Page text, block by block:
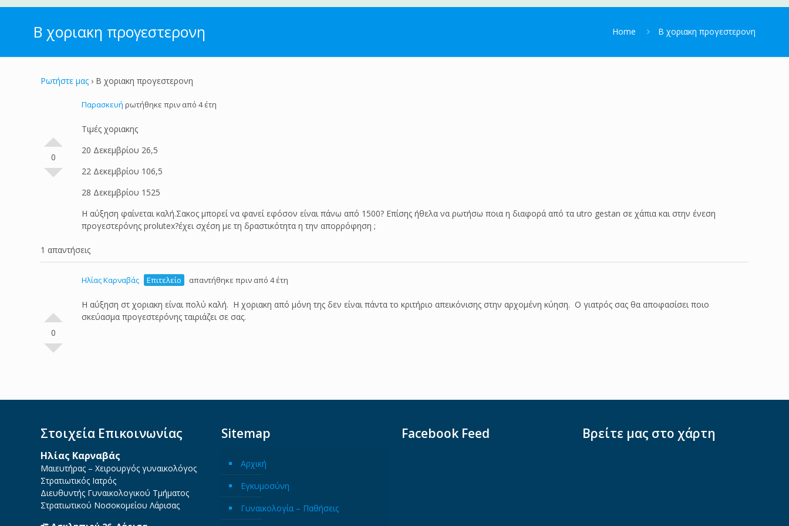
Β χοριακη προγεστερονη Home Β χοριακη προγεστερονη
Ρωτήστε μας › Β χοριακη προγεστερονη
0
Παρασκευή ρωτήθηκε πριν από 4 έτη
Τιμές χοριακης
20 Δεκεμβρίου 26,5
22 Δεκεμβρίου 106,5
28 Δεκεμβρίου 1525
Η αύξηση φαίνεται καλή.Σακος μπορεί να φανεί εφόσον είναι πάνω από 1500? Επίσης ήθελα να ρωτήσω ποια η διαφορά από τα utro gestan σε χάπια και στην ένεση
προγεστερόνης prolutex?έχει σχέση με τη δραστικότητα η την απορρόφηση ;
1 απαντήσεις
0
Ηλίας Καρναβάς Επιτελείο απαντήθηκε πριν από 4 έτη
Η αύξηση στ χοριακη είναι πολύ καλή. Η χοριακη από μόνη της δεν είναι πάντα το κριτήριο απεικόνισης στην αρχομένη κύηση. Ο γιατρός σας θα αποφασίσει ποιο
σκεύασμα προγεστερόνης ταιριάζει σε σας.
Στοιχεία Επικοινωνίας
Ηλίας Καρναβάς
Μαιευτήρας – Χειρουργός γυναικολόγος
Στρατιωτικός Ιατρός
Διευθυντής Γυναικολογικού Τμήματος
Στρατιωτικού Νοσοκομείου Λάρισας
Sitemap
Αρχική
Εγκυμοσύνη
Γυναικολογία – Παθήσεις
Facebook Feed Βρείτε μας στο χάρτη